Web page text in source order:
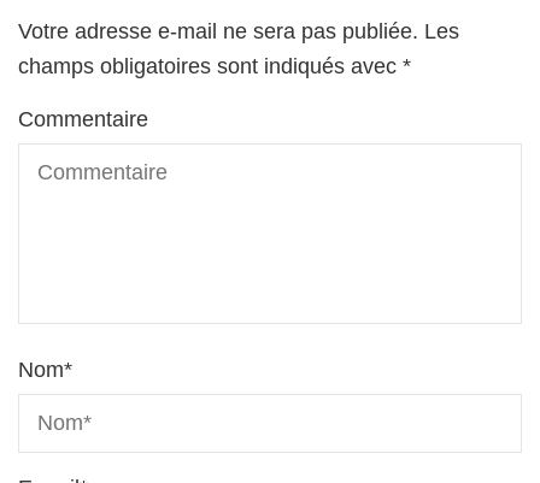
Votre adresse e-mail ne sera pas publiée. Les
champs obligatoires sont indiqués avec *
Commentaire
Nom*